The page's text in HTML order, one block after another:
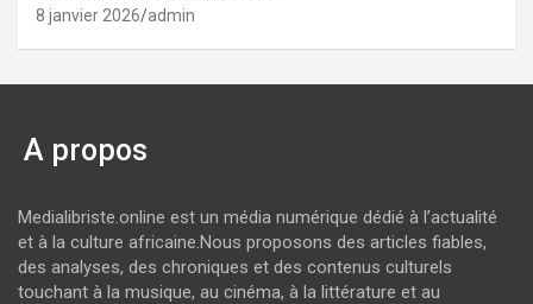
8 janvier 2026 admin
A propos
Medialibriste.online est un média numérique dédié à l’actualité
et à la culture africaine.Nous proposons des articles fiables,
des analyses, des chroniques et des contenus culturels
touchant à la musique, au cinéma, à la littérature et au